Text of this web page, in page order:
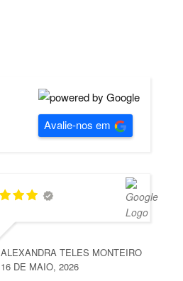
Avalie-nos em
ALEXANDRA TELES MONTEIRO
16 DE MAIO, 2026